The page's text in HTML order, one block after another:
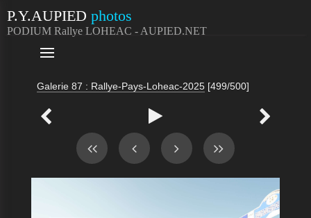
P.Y.AUPIED photos
PODIUM Rallye LOHEAC - AUPIED.NET

Galerie 87 : Rallye-Pays-Loheac-2025 [499/500]
  